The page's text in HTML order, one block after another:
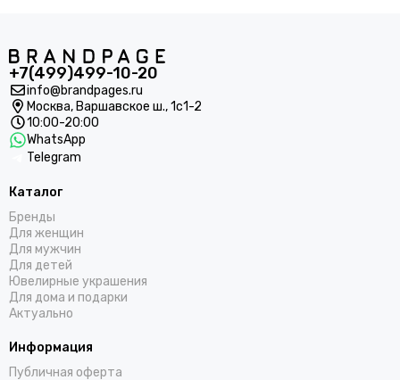
+7(499)499-10-20
info@brandpages.ru
Москва, Варшавское ш., 1с1-2
10:00-20:00
WhatsApp
Telegram
Каталог
Бренды
Для женщин
Для мужчин
Для детей
Ювелирные украшения
Для дома и подарки
Актуально
Информация
Публичная оферта